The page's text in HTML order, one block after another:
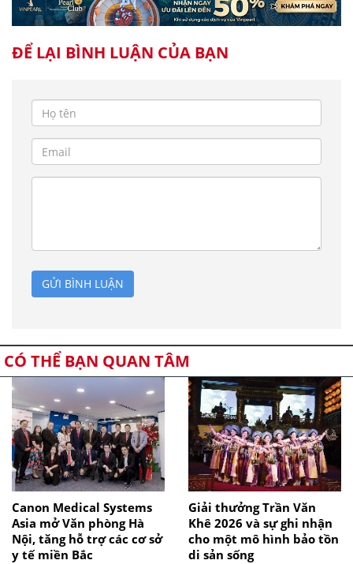
ĐỂ LẠI BÌNH LUẬN CỦA BẠN
GỬI BÌNH LUẬN
CÓ THỂ BẠN QUAN TÂM
Canon Medical Systems
Asia mở Văn phòng Hà
Nội, tăng hỗ trợ các cơ sở
y tế miền Bắc
Giải thưởng Trần Văn
Khê 2026 và sự ghi nhận
cho một mô hình bảo tồn
di sản sống